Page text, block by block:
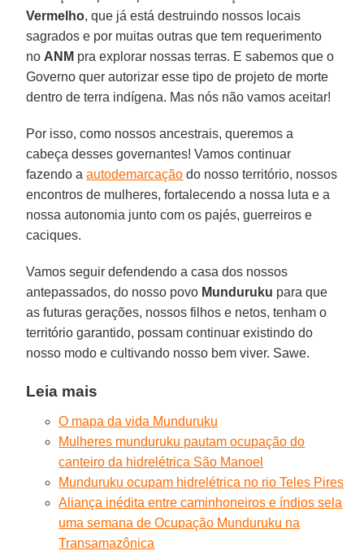
Vermelho, que já está destruindo nossos locais
sagrados e por muitas outras que tem requerimento
no ANM pra explorar nossas terras. E sabemos que o
Governo quer autorizar esse tipo de projeto de morte
dentro de terra indígena. Mas nós não vamos aceitar!
Por isso, como nossos ancestrais, queremos a
cabeça desses governantes! Vamos continuar
fazendo aautodemarcação do nosso território, nossos
encontros de mulheres, fortalecendo a nossa luta e a
nossa autonomia junto com os pajés, guerreiros e
caciques.
Vamos seguir defendendo a casa dos nossos
antepassados, do nosso povo Munduruku para que
as futuras gerações, nossos filhos e netos, tenham o
território garantido, possam continuar existindo do
nosso modo e cultivando nosso bem viver. Sawe.
Leia mais
O mapa da vida Munduruku
Mulheres munduruku pautam ocupação do
canteiro da hidrelétrica São Manoel
Munduruku ocupam hidrelétrica no rio Teles Pires
Aliança inédita entre caminhoneiros e índios sela
uma semana de Ocupação Munduruku na
Transamazônica